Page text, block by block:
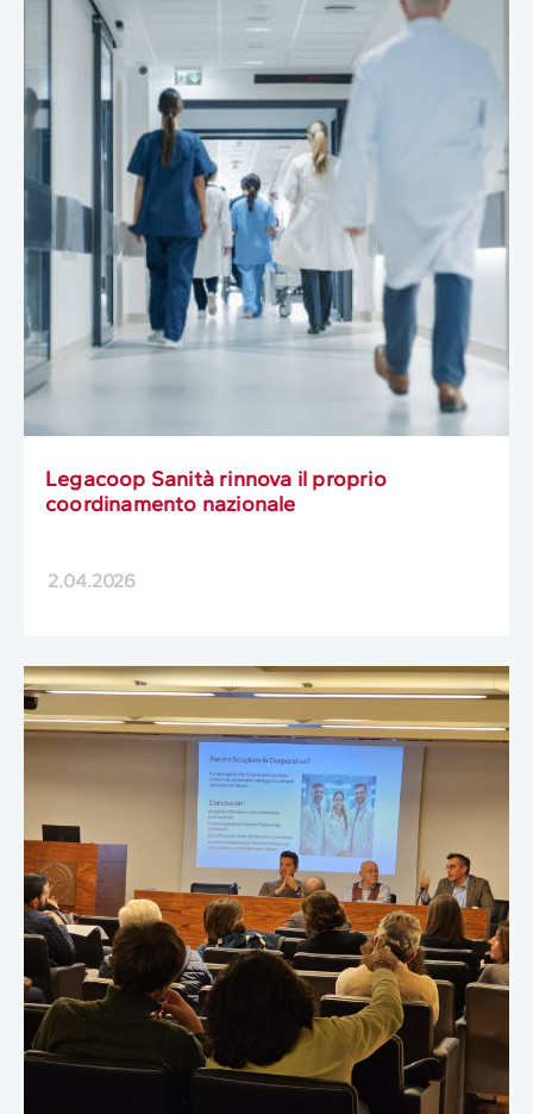
Legacoop Sanità rinnova il proprio
coordinamento nazionale
2.04.2026